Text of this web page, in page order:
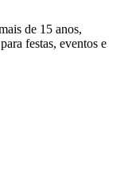
de 15 anos,
festas, eventos e